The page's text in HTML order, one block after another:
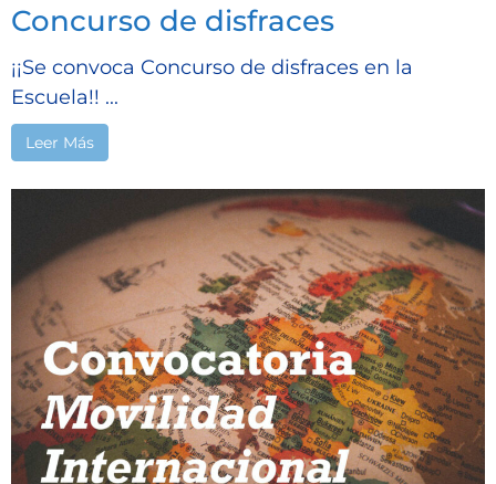
Concurso de disfraces
¡¡Se convoca Concurso de disfraces en la
Escuela!! ...
Leer Más